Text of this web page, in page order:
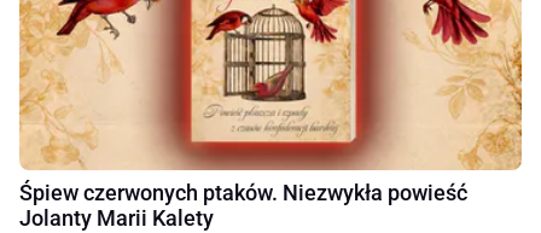
Śpiew czerwonych ptaków. Niezwykła powieść
Jolanty Marii Kalety